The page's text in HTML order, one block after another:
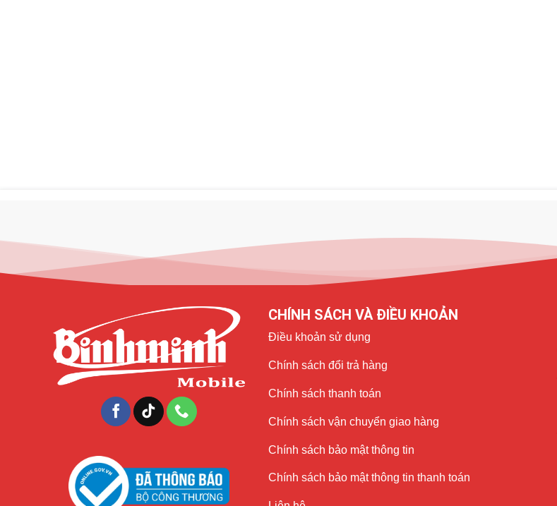
CHÍNH SÁCH VÀ ĐIỀU KHOẢN
Điều khoản sử dụng
Chính sách đổi trả hàng
Chính sách thanh toán
Chính sách vận chuyển giao hàng
Chính sách bảo mật thông tin
Chính sách bảo mật thông tin thanh toán